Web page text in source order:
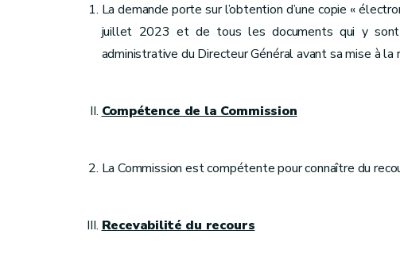
La demande porte sur l’obtention d’une copie «
juillet 2023 et de tous les documents qui y
administrative du Directeur Général avant sa mise à la
Compétence de la Commission
La Commission est compétente pour connaître du
Recevabilité du recours